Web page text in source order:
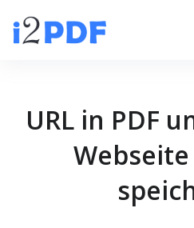
URL in PDF
Webseite